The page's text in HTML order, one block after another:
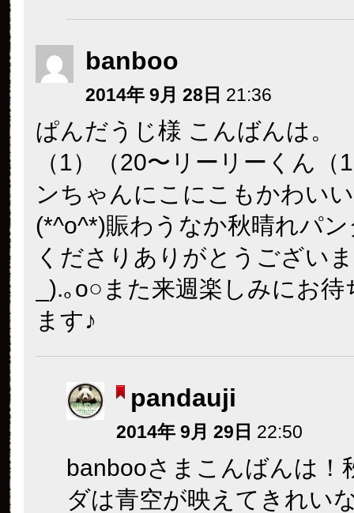
banboo
2014年 9月 28日 21:36
ぱんだうじ様 こんばんは。
（1）（20〜リーリーくん（
ンちゃんにこにこもかわい
(*^o^*)賑わうなか秋晴れパ
くださりありがとうござい
_).｡o○また来週楽しみにお
ます♪
pandauji
2014年 9月 29日 22:50
banbooさまこんばんは！
ダは青空が映えてきれい